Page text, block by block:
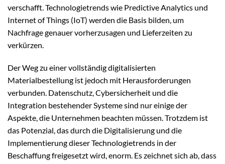
verschafft. Technologietrends wie Predictive Analytics und
Internet of Things (IoT) werden die Basis bilden, um
Nachfrage genauer vorherzusagen und Lieferzeiten zu
verkürzen.
Der Weg zu einer vollständig digitalisierten
Materialbestellung ist jedoch mit Herausforderungen
verbunden. Datenschutz, Cybersicherheit und die
Integration bestehender Systeme sind nur einige der
Aspekte, die Unternehmen beachten müssen. Trotzdem ist
das Potenzial, das durch die Digitalisierung und die
Implementierung dieser Technologietrends in der
Beschaffung freigesetzt wird, enorm. Es zeichnet sich ab, dass